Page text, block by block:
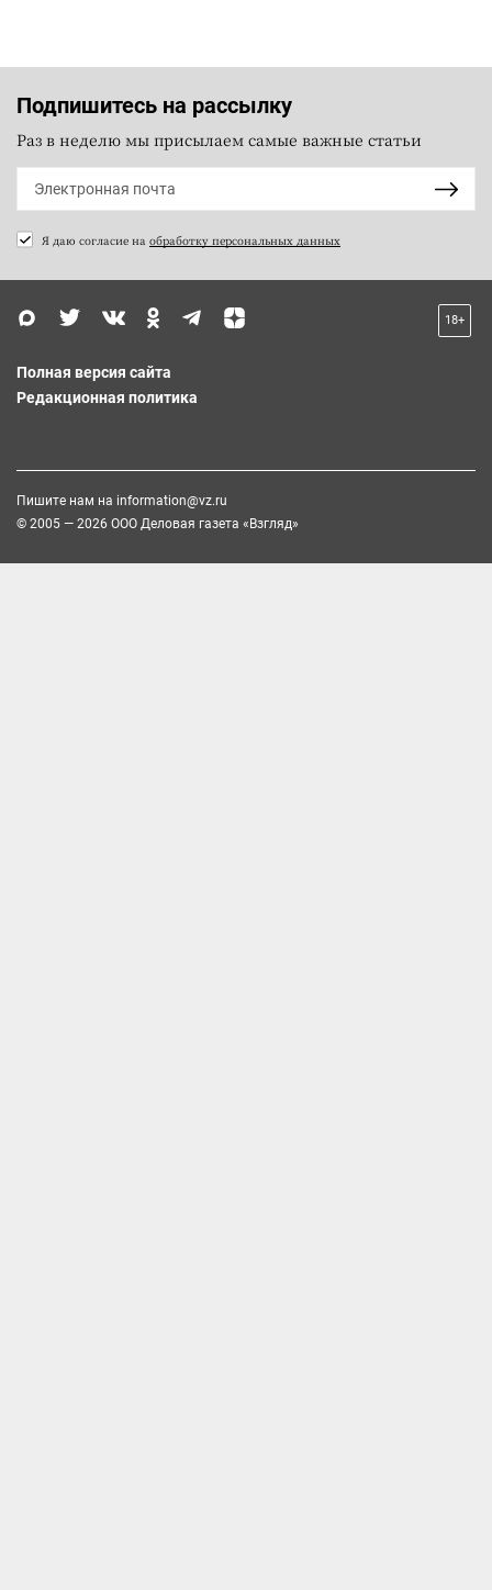
Подпишитесь на рассылку
Раз в неделю мы присылаем самые важные статьи
Я даю согласие на обработку персональных данных
18+
Полная версия сайта
Редакционная политика
Пишите нам на information@vz.ru
© 2005 — 2026 ООО Деловая газета «Взгляд»